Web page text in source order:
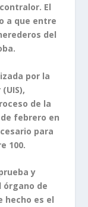
El
a que entre
del
por la
de la
febrero en
para
100.
y
órgano de
hecho es el